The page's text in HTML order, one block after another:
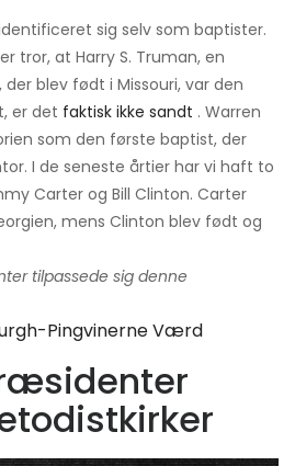
sig selv som baptister.
tror, ​​at Harry S. Truman, en
blev født i Missouri, var den
er det faktisk ikke sandt . Warren
som den første baptist, der
I de seneste årtier har vi haft to
Carter og Bill Clinton. Carter
mens Clinton blev født og
tilpassede sig denne
Pingvinerne Værd